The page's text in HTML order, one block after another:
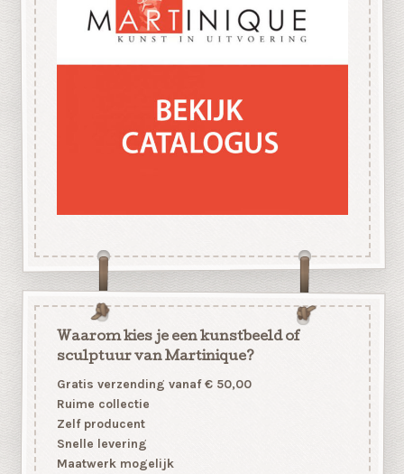
Waarom kies je een kunstbeeld of
sculptuur van Martinique?
Gratis verzending vanaf € 50,00
Ruime collectie
Zelf producent
Snelle levering
Maatwerk mogelijk